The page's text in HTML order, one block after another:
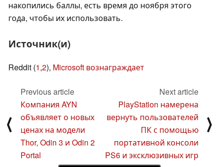
накопились баллы, есть время до ноября этого
года, чтобы их использовать.
Источник(и)
Reddit (1,2), Microsoft вознаграждает
⟨
Previous article
Компания AYN
объявляет о новых
ценах на модели
Thor, Odin 3 и Odin 2
Portal
Next article
PlayStation намерена
вернуть пользователей
ПК с помощью
портативной консоли
PS6 и эксклюзивных игр
⟩